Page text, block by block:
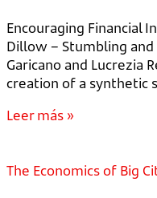
Encouraging Financial
Dillow – Stumbling
Garicano and Lucrezia
creation of a synthetic
Leer más »
The Economics of Big